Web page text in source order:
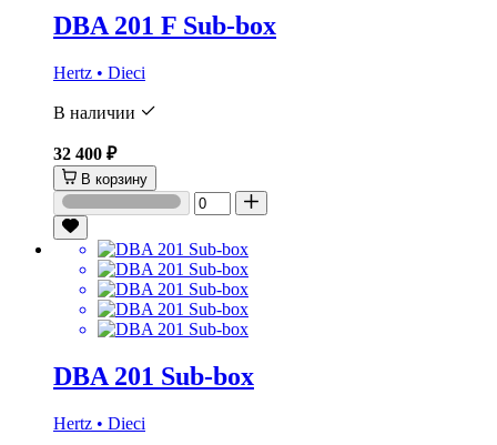
DBA 201 F Sub-box
Hertz • Dieci
В наличии
32 400 ₽
В корзину
DBA 201 Sub-box
Hertz • Dieci